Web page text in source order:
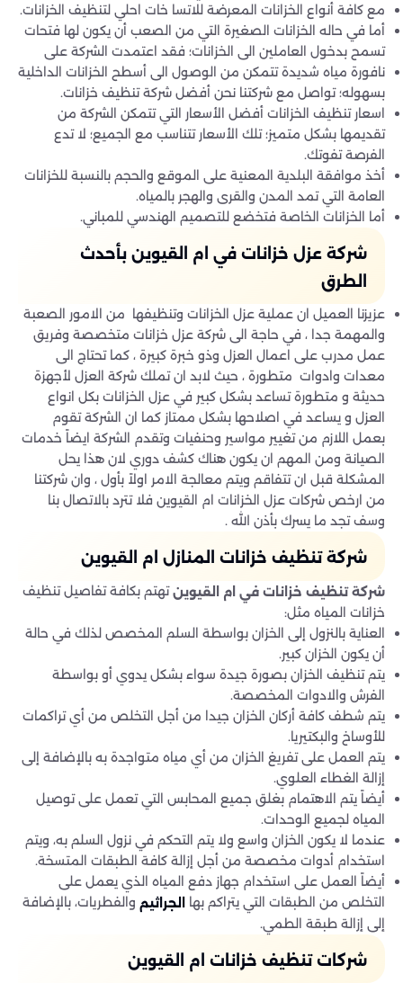
مع كافة أنواع الخزانات المعرضة للاتسا خات احلي لتنظيف الخزانات.
أما في حاله الخزانات الصغيرة التي من الصعب أن يكون لها فتحات
تسمح بدخول العاملين الى الخزانات؛ فقد اعتمدت الشركة على
نافورة مياه شديدة تتمكن من الوصول الى أسطح الخزانات الداخلية
بسهوله؛ تواصل مع شركتنا نحن أفضل شركة تنظيف خزانات.
اسعار تنظيف الخزانات أفضل الأسعار التي تتمكن الشركة من
تقديمها بشكل متميز؛ تلك الأسعار تتناسب مع الجميع؛ لا تدع
الفرصة تفوتك.
أخذ موافقة البلدية المعنية على الموقع والحجم بالنسبة للخزانات
العامة التي تمد المدن والقرى والهجر بالمياه.
أما الخزانات الخاصة فتخضع للتصميم الهندسي للمباني.
شركة عزل خزانات في ام القيوين بأحدث
الطرق
عزيزنا العميل ان عملية عزل الخزانات وتنظيفها من الامور الصعبة
والمهمة جدا ، في حاجة الى شركة عزل خزانات متخصصة وفريق
عمل مدرب على اعمال العزل وذو خبرة كبيرة ، كما تحتاج الى
معدات وادوات متطورة ، حيث لابد ان تملك شركة العزل لأجهزة
حديثة و متطورة تساعد بشكل كبير في عزل الخزانات بكل انواع
العزل و يساعد في اصلاحها بشكل ممتاز كما ان الشركة تقوم
بعمل اللازم من تغيير مواسير وحنفيات وتقدم الشركة ايضاً خدمات
الصيانة ومن المهم ان يكون هناك كشف دوري لان هذا يحل
المشكلة قبل ان تتفاقم ويتم معالجة الامر اولاً بأول ، وان شركتنا
من ارخص شركات عزل الخزانات ام القيوين فلا تترد بالاتصال بنا
وسف تجد ما يسرك بأذن الله .
شركة تنظيف خزانات المنازل ام القيوين
شركة تنظيف خزانات في ام القيوينتهتم بكافة تفاصيل تنظيف
خزانات المياه مثل:
العناية بالنزول إلى الخزان بواسطة السلم المخصص لذلك في حالة
أن يكون الخزان كبير.
يتم تنظيف الخزان بصورة جيدة سواء بشكل يدوي أو بواسطة
الفرش والادوات المخصصة.
يتم شطف كافة أركان الخزان جيدا من أجل التخلص من أي تراكمات
للأوساخ والبكتيريا.
يتم العمل على تفريغ الخزان من أي مياه متواجدة به بالإضافة إلى
إزالة الغطاء العلوي.
أيضاً يتم الاهتمام بغلق جميع المحابس التي تعمل على توصيل
المياه لجميع الوحدات.
عندما لا يكون الخزان واسع ولا يتم التحكم في نزول السلم به، ويتم
استخدام أدوات مخصصة من أجل إزالة كافة الطبقات المتسخة.
أيضاً العمل على استخدام جهاز دفع المياه الذي يعمل على
التخلص من الطبقات التي يتراكم بها
الجراثيم والفطريات، بالإضافة
إلى إزالة طبقة الطمي.
شركات تنظيف خزانات ام القيوين